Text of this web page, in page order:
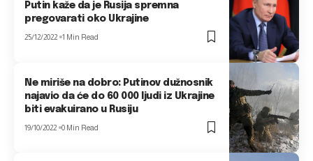
Putin kaže da je Rusija spremna
pregovarati oko Ukrajine
25/12/2022 1 Min Read
Ne miriše na dobro: Putinov dužnosnik
najavio da će do 60 000 ljudi iz Ukrajine
biti evakuirano u Rusiju
19/10/2022 0 Min Read